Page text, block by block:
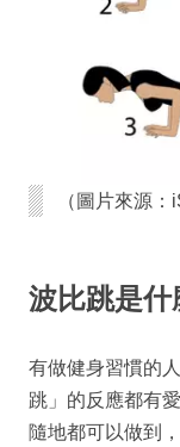
（圖片來源：
波比跳是什
有做健身習慣的
跳」的反應都有
隨地都可以做到